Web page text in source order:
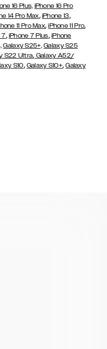
16 Plus, iPhone 16 Pro
14 Pro Max, iPhone 13,
11 Pro Max,iPhone 11 Pro,
7, iPhone 7 Plus, iPhone
Galaxy S25+, Galaxy S25
S22 Ultra, Galaxy A52/
S10, Galaxy S10+,Galaxy